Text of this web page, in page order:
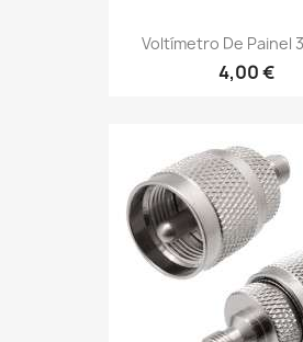
Voltímetro De Painel
4,00 €